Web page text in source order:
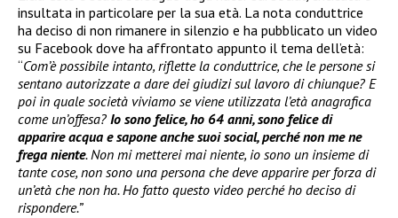
insultata in particolare per la sua età. La nota conduttrice
ha deciso di non rimanere in silenzio e ha pubblicato un video
su Facebook dove ha affrontato appunto il tema dell’età:
“Com’è possibile intanto, riflette la conduttrice, che le persone si
sentano autorizzate a dare dei giudizi sul lavoro di chiunque? E
poi in quale società viviamo se viene utilizzata l’età anagrafica
come un’offesa? Io sono felice, ho 64 anni, sono felice di
apparire acqua e sapone anche suoi social, perché non me ne
frega niente. Non mi metterei mai niente, io sono un insieme di
tante cose, non sono una persona che deve apparire per forza di
un’età che non ha. Ho fatto questo video perché ho deciso di
rispondere.”